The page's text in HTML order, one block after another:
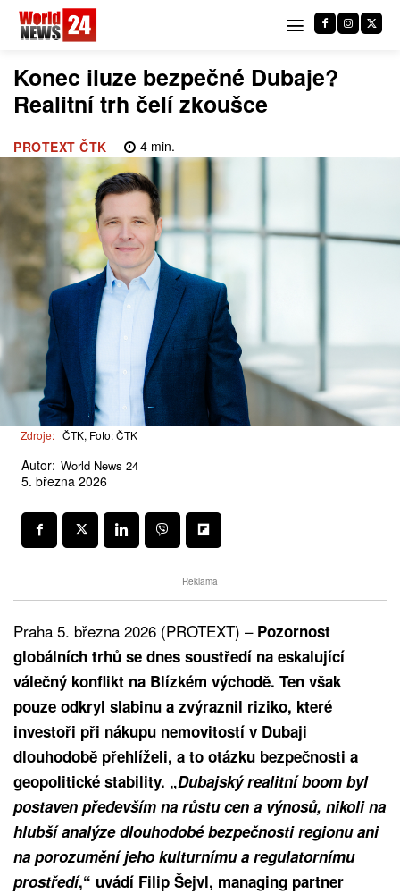
Konec iluze bezpečné Dubaje?
Realitní trh čelí zkoušce
PROTEXT ČTK 4min.
Zdroje: ČTK, Foto: ČTK
Autor: World News 24
5. března 2026
Reklama
Praha 5. března 2026 (PROTEXT) – Pozornost
globálních trhů se dnes soustředí na eskalující
válečný konflikt na Blízkém východě. Ten však
pouze odkryl slabinu a zvýraznil riziko, které
investoři při nákupu nemovitostí v Dubaji
dlouhodobě přehlíželi, a to otázku bezpečnosti a
geopolitické stability. „Dubajský realitní boom byl
postaven především na růstu cen a výnosů, nikoli na
hlubší analýze dlouhodobé bezpečnosti regionu ani
na porozumění jeho kulturnímu a regulatornímu
prostředí,“ uvádí Filip Šejvl, managing partner